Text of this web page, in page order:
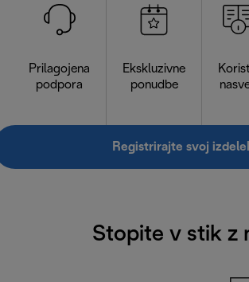
Prilagojena
podpora
Ekskluzivne
ponudbe
Registrirajte svoj
Stopite v stik z